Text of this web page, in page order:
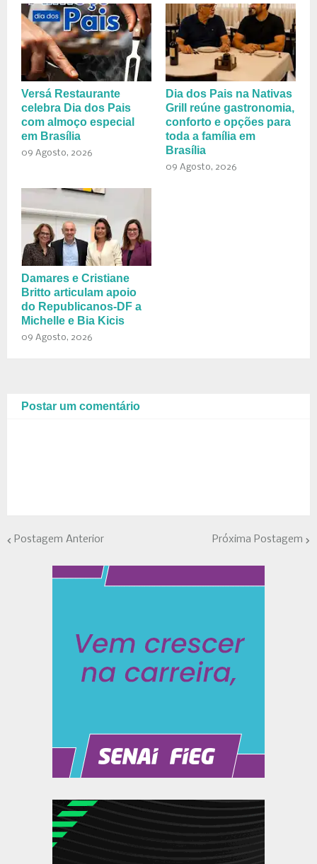
Versá Restaurante
celebra Dia dos Pais
com almoço especial
em Brasília
09 Agosto, 2026
Dia dos Pais na Nativas
Grill reúne gastronomia,
conforto e opções para
toda a família em
Brasília
09 Agosto, 2026
Damares e Cristiane
Britto articulam apoio
do Republicanos-DF a
Michelle e Bia Kicis
09 Agosto, 2026
Postar um comentário
Postagem Anterior Próxima Postagem